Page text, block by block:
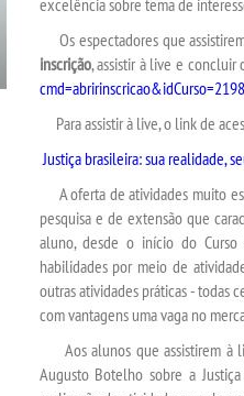
excelência sobre tema de
Os espectadores que
inscrição, assistir à live e concluir
cmd=abririnscricao&idCurso=2198
Para assistir à live, o link de
Justiça brasileira: sua realidade,
A oferta de atividades muito
pesquisa e de extensão que
aluno, desde o início do
habilidades por meio de
outras atividades práticas - todas
com vantagens uma vaga no
Aos alunos que assistirem à
Augusto Botelho sobre a